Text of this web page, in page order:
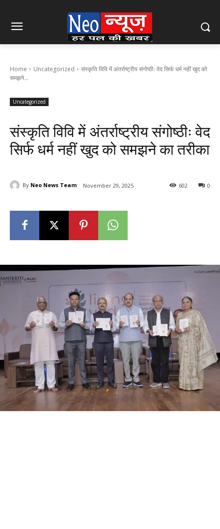
Home Uncategorized
संस्कृति विवि में अंतर्राष्ट्रीय संगोष्ठीः वेद सिर्फ धर्म नहीं खुद को
समझने...
Uncategorized
संस्कृति विवि में अंतर्राष्ट्रीय संगोष्ठीः वेद
सिर्फ धर्म नहीं खुद को समझने का तरीका
By Neo News Team November 29, 2025 0
602